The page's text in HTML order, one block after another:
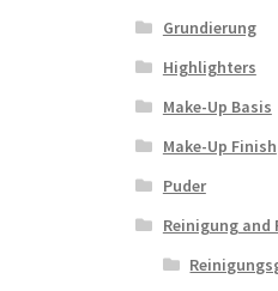
Grundierung
Highlighters
Make-Up Basis
Make-Up Finish
Puder
Reinigung and